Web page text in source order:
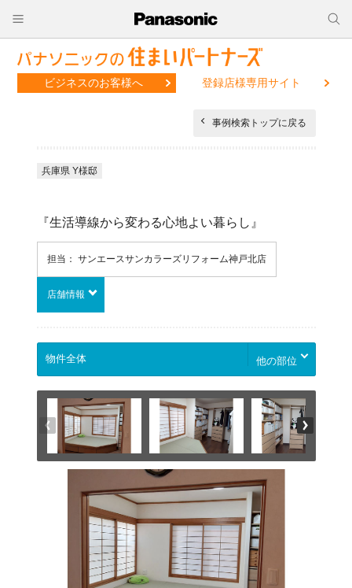
ビジネスのお客様へ 登録店様専用サイト
事例検索トップに戻る
兵庫県 Y様邸
『生活導線から変わる心地よい暮らし』
担当： サンエースサンカラーズリフォーム神戸北店
店舗情報
他の部位